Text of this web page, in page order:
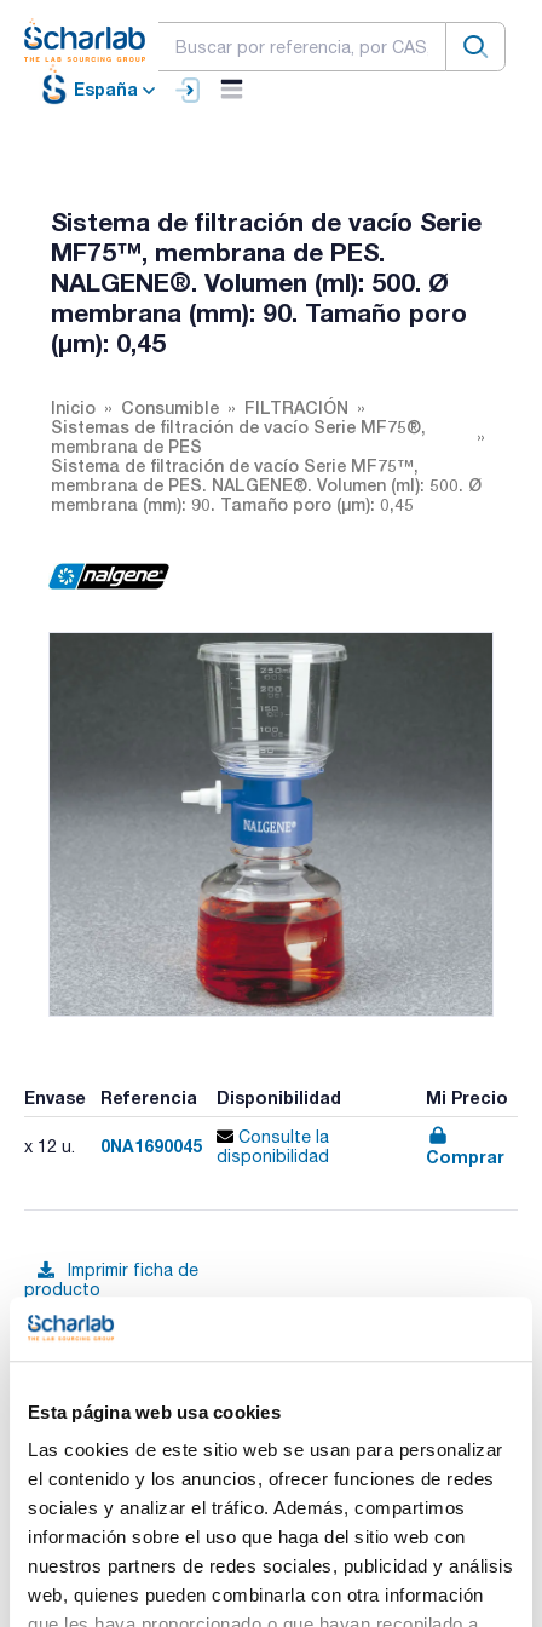
Esta página web usa cookies
Las cookies de este sitio web se usan para personalizar
el contenido y los anuncios, ofrecer funciones de redes
sociales y analizar el tráfico. Además, compartimos
información sobre el uso que haga del sitio web con
nuestros partners de redes sociales, publicidad y análisis
web, quienes pueden combinarla con otra información
España
Sistema de filtración de vacío Serie
MF75™, membrana de PES.
NALGENE®. Volumen (ml): 500. Ø
membrana (mm): 90. Tamaño poro
(µm): 0,45
Inicio Consumible
FILTRACIÓN
Sistemas de filtración de vacío Serie MF75®,
membrana de PES
Sistema de filtración de vacío Serie MF75™,
membrana de PES. NALGENE®. Volumen (ml): 500. Ø
membrana (mm): 90. Tamaño poro (µm): 0,45
Envase Referencia Disponibilidad Mi Precio
x 12 u. 0NA1690045
Consulte la
disponibilidad
Comprar
Imprimir ficha de
producto
Volumen (ml) : 500
Diámetro membrana (mm) : 90
Tamaño poro (μm) : 0,45
Carcasa de PS.
Membrana de PES.
Ideal para requerimientos biológicos y de esterilización
farmacéutica.
Tanto el embudo superior como la botella receptora están
graduados.
Conexión lateral con tapón de ventilación de celulosa y
adaptador de tubos de rápida desconexión.
Cuello azul.
Con cierre de rosca a prueba de fugas para la botella
receptora.
Documentación técnica
TDS / Ficha técnica
Regístrate para
descargas
COA
Regístrate para
descargas